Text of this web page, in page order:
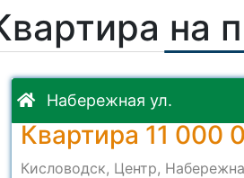
на
Набережная ул.
Квартира 11 000
Кисловодск, Центр,